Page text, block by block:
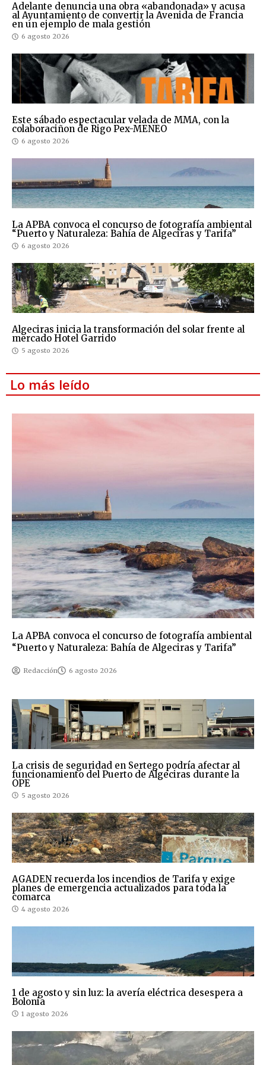
Adelante denuncia una obra «abandonada» y acusa
al Ayuntamiento de convertir la Avenida de Francia
en un ejemplo de mala gestión
6 agosto 2026
Este sábado espectacular velada de MMA, con la
colaboraciñon de Rigo Pex-MENEO
6 agosto 2026
La APBA convoca el concurso de fotografía ambiental
“Puerto y Naturaleza: Bahía de Algeciras y Tarifa”
6 agosto 2026
Algeciras inicia la transformación del solar frente al
mercado Hotel Garrido
5 agosto 2026
Lo más leído
La APBA convoca el concurso de fotografía ambiental
“Puerto y Naturaleza: Bahía de Algeciras y Tarifa”
Redacción 6 agosto 2026
La crisis de seguridad en Sertego podría afectar al
funcionamiento del Puerto de Algeciras durante la
OPE
5 agosto 2026
AGADEN recuerda los incendios de Tarifa y exige
planes de emergencia actualizados para toda la
comarca
4 agosto 2026
1 de agosto y sin luz: la avería eléctrica desespera a
Bolonia
1 agosto 2026